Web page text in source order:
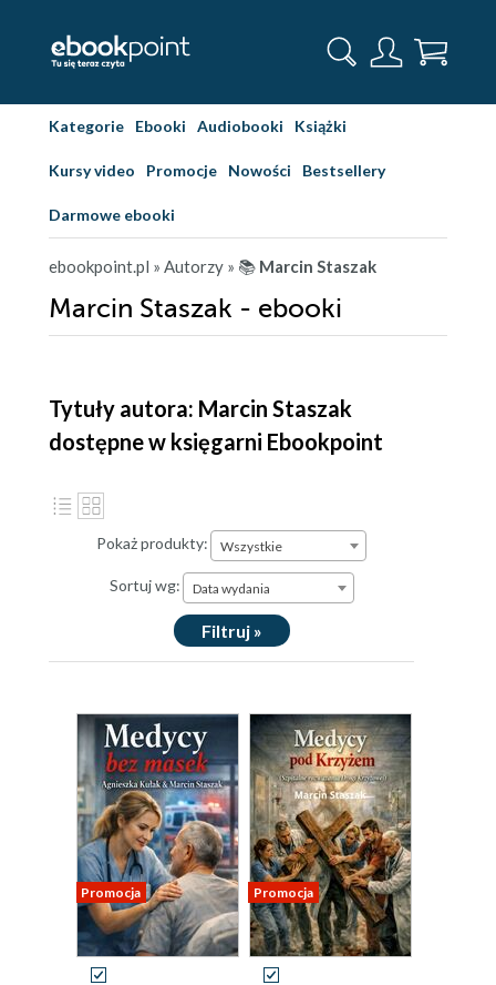
Kategorie Ebooki Audiobooki Książki
Kursy video Promocje Nowości Bestsellery
Darmowe ebooki
ebookpoint.pl » Autorzy » 📚 Marcin Staszak
Marcin Staszak - ebooki
Tytuły autora: Marcin Staszak
dostępne w księgarni Ebookpoint
Pokaż produkty: Wszystkie
Sortuj wg: Data wydania
Filtruj »
Promocja Promocja